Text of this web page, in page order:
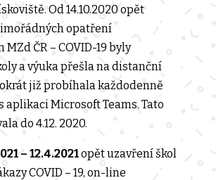
Od 14.10.2020 opět
opatření
ČR – COVID-19 byly
a výuka přešla na distanční
již probíhala každodenně
aplikaci Microsoft Teams. Tato
do 4.12. 2020.
– 12.4.2021opět uzavření škol
COVID – 19, on-line